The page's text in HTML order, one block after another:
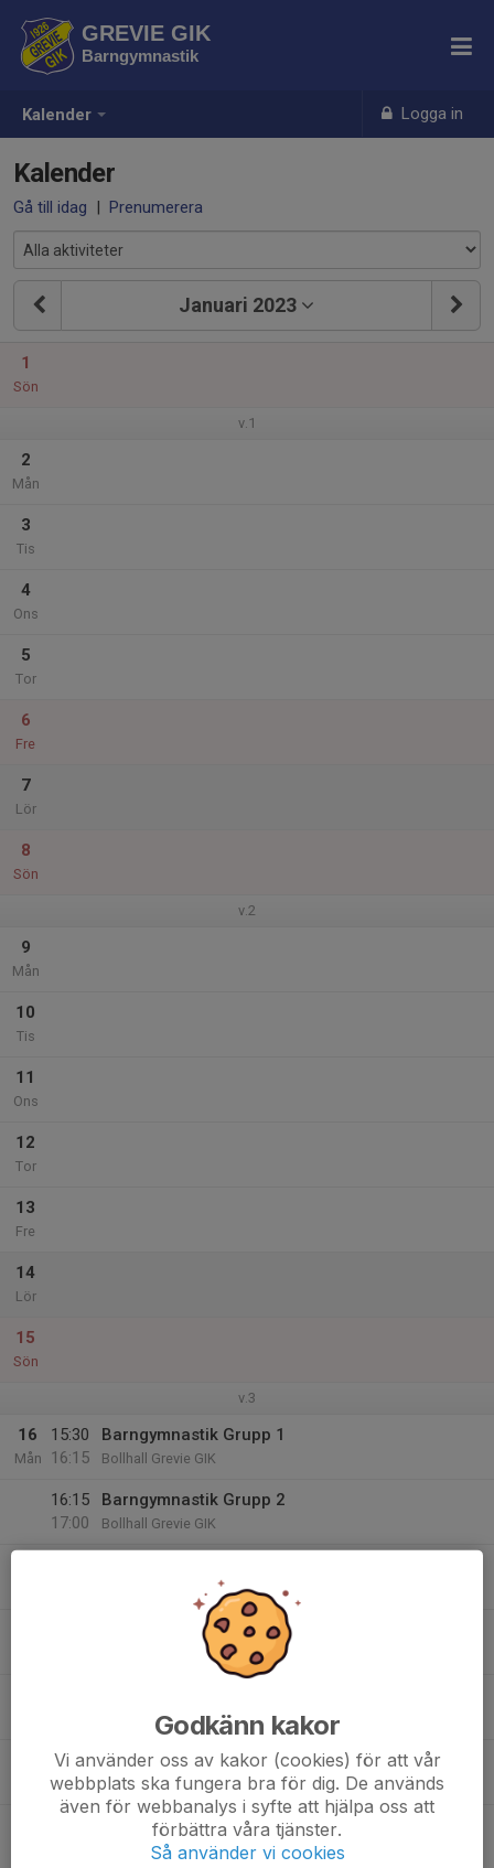
Kalender Logga in
GREVIE GIK
Barngymnastik
Kalender
Gå till idag | Prenumerera
Januari 2023
1
Sön
v.1
2
Mån
3
Tis
4
Ons
5
Tor
6
Fre
7
Lör
8
Sön
v.2
9
Mån
10
Tis
11
Ons
12
Tor
13
Fre
14
Lör
15
Sön
v.3
16
Mån
15:30
16:15
Barngymnastik Grupp 1
Bollhall Grevie GIK
16:15
17:00
Barngymnastik Grupp 2
Bollhall Grevie GIK
Bollhall Grevie GIK
Godkänn kakor
Vi använder oss av kakor (cookies) för att vår
webbplats ska fungera bra för dig. De används
även för webbanalys i syfte att hjälpa oss att
förbättra våra tjänster.
Så använder vi cookies